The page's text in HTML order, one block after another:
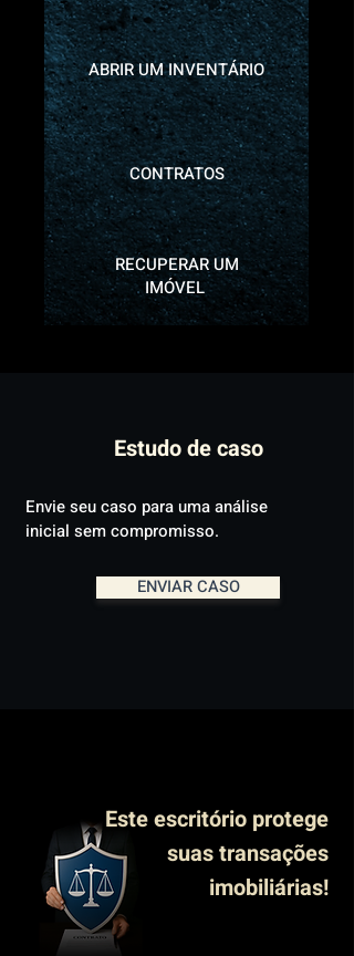
CONTRATOS
RECUPERAR UM
IMÓVEL
ABRIR UM INVENTÁRIO
Estudo de caso
Envie seu caso para uma análise
inicial sem compromisso.
ENVIAR CASO
Este escritório protege
suas transações
imobiliárias!